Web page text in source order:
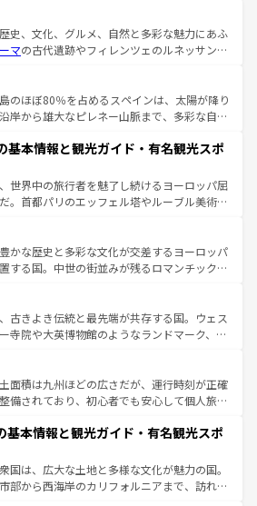
史、文化、グルメ、自然と多彩な魅力にあふ
マの古代遺跡やフィレンツェのルネッサンス
ーナの美しい田園風景やアマルフィ海岸の絶
景観も見逃せない。観光の合間には、本場の
など、絶品のイタリア料理を堪能することも
イタリアで、忘れられない旅をしてみよう！
イタリア情報は
のほぼ80％を占めるスペインは、太陽が降り
岸から雄大なピレネー山脈まで、多彩な自然
この国では、情熱的なフラメンコ、熱気あふ
して美味しいタパスが生活の一部となってい
リードの洗練された雰囲気や、バルセロナの
た街角から、地方では古代ローマ遺跡や中世
よって風土や気候が異なるスペインはその個
性で訪れる人を魅了する。 なお、新着のスペイン情報は コ
を参照してほしい。
基本情報と観光ガイド・有名観光スポ
世界中の旅行者を魅了し続けるヨーロッパ屈
。首都パリのエッフェル塔やルーブル美術館
力が詰まっている。華麗な宮殿、歴史的な大
ビーチ、そして豊かな自然が、訪れる者を心
。また、フランスは美食の国としても知ら
パンの発祥地であるランス、プロヴァンスの
ンダー畑など、多彩な楽しみ方が可能だ。さ
外の地域にも魅力が溢れており、どの街角に
を運ぶとそれぞれで全く異なる文化を体験で
きるだろう。 なお、新着のフランス情報はコンテンツ一覧
しい。
かな歴史と多彩な文化が交差するヨーロッパ
する国。中世の街並みが残るロマンチック街
国は、どこを歩いても飽きることがない。ベ
的活気、バイエルン州のアルプスの絶景、そ
沿いのワイン畑といった風景は必見。ビール
にはぜひ体験してほしい。 なお、新着の
コンテンツ一覧を参照してほしい。
古きよき伝統と最先端が共存する国。ウェス
寺院や大英博物館のようなランドマーク、歴
なる魅力がある。また、優雅なアフタヌーン
ル好きにはたまらない英国パブ、サッカー観
だからこそできる体験も豊富。イギリスを旅
照してほしい。
面積は九州ほどの広さだが、運行時刻が正確
備されており、初心者でも安心して個人旅行
まま残る町や、スイスならではのユニークな
、アルプス観光だけでなく町歩きも満喫する
。国民の所得が高いため物価も高いが、旅行
パス提供のサービスもあり、うまく活用すれ
基本情報と観光ガイド・有名観光スポ
国は、広大な土地と多様な文化が魅力の国。
部から西海岸のカリフォルニアまで、訪れる